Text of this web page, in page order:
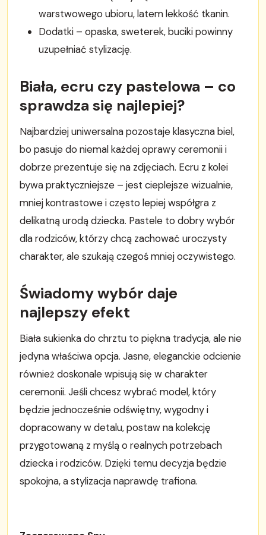
warstwowego ubioru, latem lekkość tkanin.
Dodatki – opaska, sweterek, buciki powinny
uzupełniać stylizację.
Biała, ecru czy pastelowa – co
sprawdza się najlepiej?
Najbardziej uniwersalna pozostaje klasyczna biel,
bo pasuje do niemal każdej oprawy ceremonii i
dobrze prezentuje się na zdjęciach. Ecru z kolei
bywa praktyczniejsze – jest cieplejsze wizualnie,
mniej kontrastowe i często lepiej współgra z
delikatną urodą dziecka. Pastele to dobry wybór
dla rodziców, którzy chcą zachować uroczysty
charakter, ale szukają czegoś mniej oczywistego.
Świadomy wybór daje
najlepszy efekt
Biała sukienka do chrztu to piękna tradycja, ale nie
jedyna właściwa opcja. Jasne, eleganckie odcienie
również doskonale wpisują się w charakter
ceremonii. Jeśli chcesz wybrać model, który
będzie jednocześnie odświętny, wygodny i
dopracowany w detalu, postaw na kolekcję
przygotowaną z myślą o realnych potrzebach
dziecka i rodziców. Dzięki temu decyzja będzie
spokojna, a stylizacja naprawdę trafiona.